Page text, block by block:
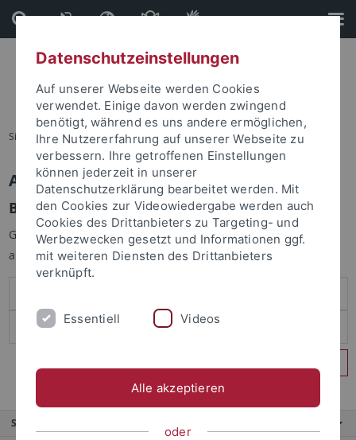
Direkt
zum
Inhalt
Direkt
zur
Fußleiste
Sie sind hier: Startseite
Anmelden
Benutzeranmeldung
Geben Sie Ihren Benutzernamen und Ihr Passwort an um sich
anzumelden:
Service
Datenschutzeinstellungen
Auf unserer Webseite werden Cookies
verwendet. Einige davon werden zwingend
benötigt, während es uns andere ermöglichen,
Ihre Nutzererfahrung auf unserer Webseite zu
verbessern. Ihre getroffenen Einstellungen
können jederzeit in unserer
Datenschutzerklärung bearbeitet werden. Mit
den Cookies zur Videowiedergabe werden auch
Cookies des Drittanbieters zu Targeting- und
Werbezwecken gesetzt und Informationen ggf.
mit weiteren Diensten des Drittanbieters
verknüpft.
Essentiell Videos
Alle akzeptieren
oder